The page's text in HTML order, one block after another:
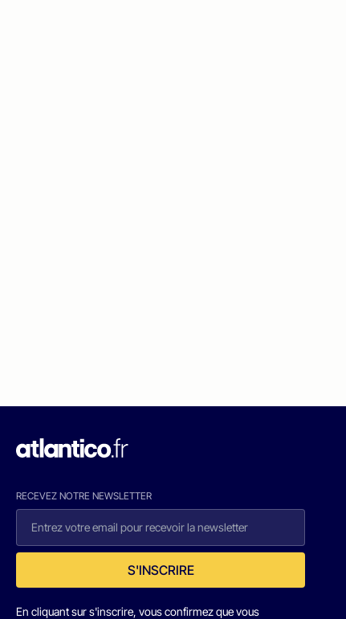
RECEVEZ NOTRE NEWSLETTER
S'INSCRIRE
En cliquant sur s'inscrire, vous confirmez que vous